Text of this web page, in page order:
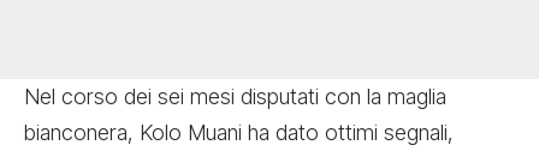
Nel corso dei sei mesi disputati con la maglia
bianconera, Kolo Muani ha dato ottimi segnali,